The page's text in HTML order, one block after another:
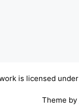
is licensed under
Theme by